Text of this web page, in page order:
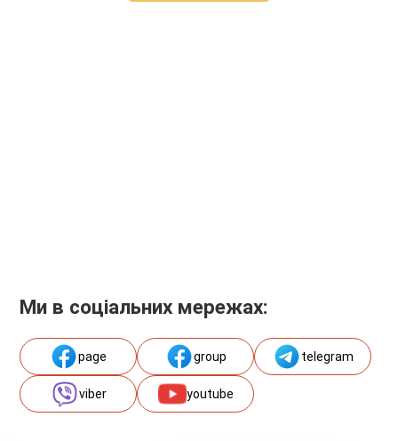
Ми в соціальних мережах:
page group telegram
viber youtube